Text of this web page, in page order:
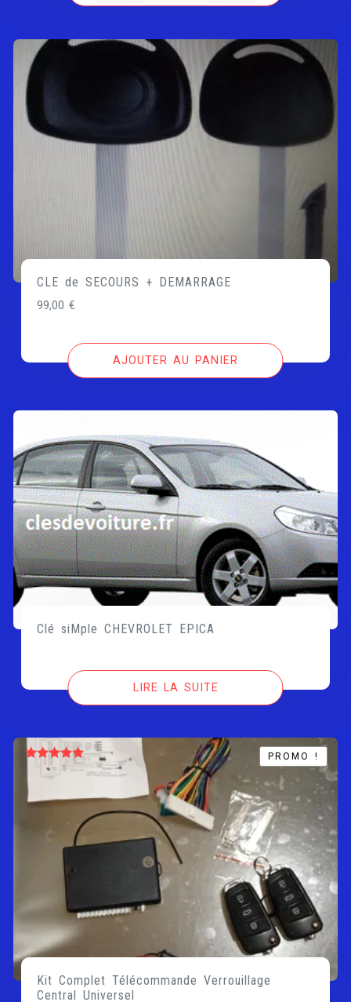
CLE de SECOURS + DEMARRAGE
99,00€
AJOUTER AU PANIER
Clé siMple CHEVROLET EPICA
LIRE LA SUITE
Note 5.00
PROMO !
PROMO !
Kit Complet Télécommande Verrouillage
Central Universel